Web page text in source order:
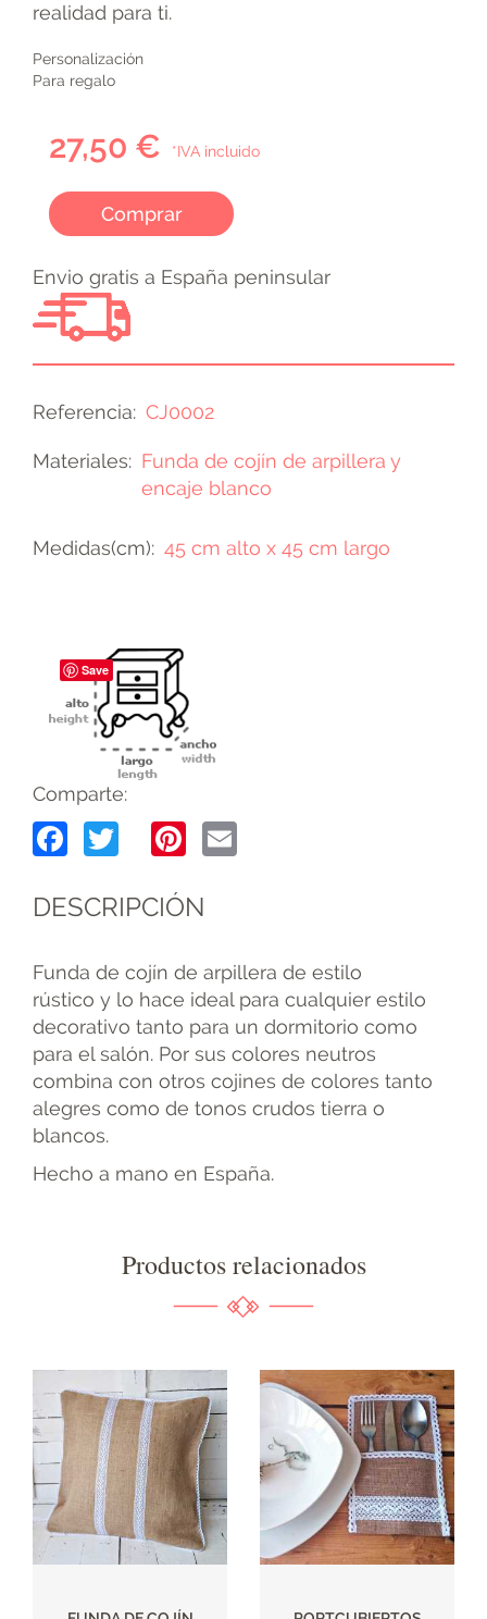
realidad para ti.
Personalización
Para regalo
27,50 € *IVA incluido
Comprar
Envio gratis a España peninsular
Referencia CJ0002
Materiales
Funda de cojín de arpillera y
encaje blanco
Medidas(cm) 45 cm alto x 45 cm largo
Comparte:
Facebook
TwitterPinterest
DESCRIPCIÓN
Funda de cojín de arpillera de estilo
rústico y lo hace ideal para cualquier estilo
decorativo tanto para un dormitorio como
para el salón. Por sus colores neutros
combina con otros cojines de colores tanto
alegres como de tonos crudos tierra o
blancos.
Hecho a mano en España.
Productos relacionados
Save